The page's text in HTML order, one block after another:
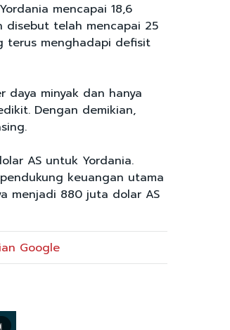
mencapai 18,6
disebut telah mencapai 25
terus menghadapi defisit
daya minyak dan hanya
Dengan demikian,
AS untuk Yordania.
keuangan utama
menjadi 880 juta dolar AS
Google